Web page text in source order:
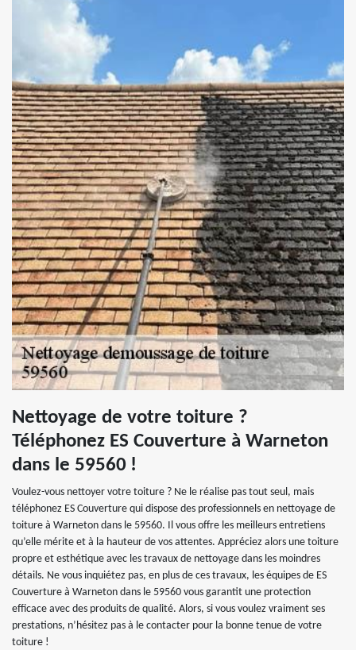
Nettoyage de votre toiture ?
Téléphonez ES Couverture à Warneton
dans le 59560 !
Voulez-vous nettoyer votre toiture ? Ne le réalise pas tout seul, mais
téléphonez ES Couverture qui dispose des professionnels en nettoyage de
toiture à Warneton dans le 59560. Il vous offre les meilleurs entretiens
qu’elle mérite et à la hauteur de vos attentes. Appréciez alors une toiture
propre et esthétique avec les travaux de nettoyage dans les moindres
détails. Ne vous inquiétez pas, en plus de ces travaux, les équipes de ES
Couverture à Warneton dans le 59560 vous garantit une protection
efficace avec des produits de qualité. Alors, si vous voulez vraiment ses
prestations, n’hésitez pas à le contacter pour la bonne tenue de votre
toiture !